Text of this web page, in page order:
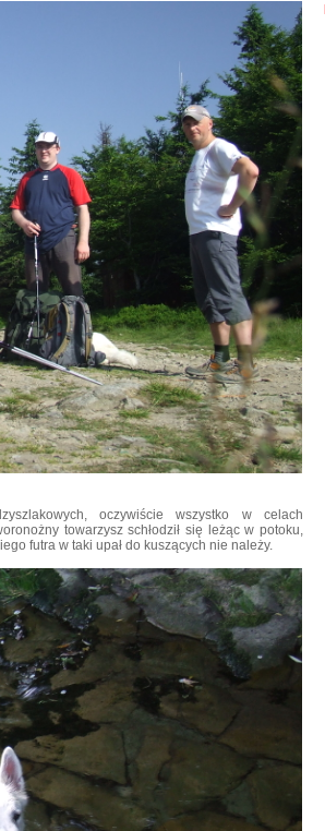
oczywiście wszystko w celach
towarzysz schłodził się leżąc w potoku,
futra w taki upał do kuszących nie należy.